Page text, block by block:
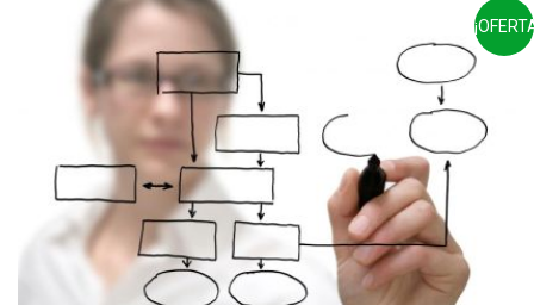
ORIGINAL
ERA:
159,00€.
ACTUAL
ES:
69,00€.